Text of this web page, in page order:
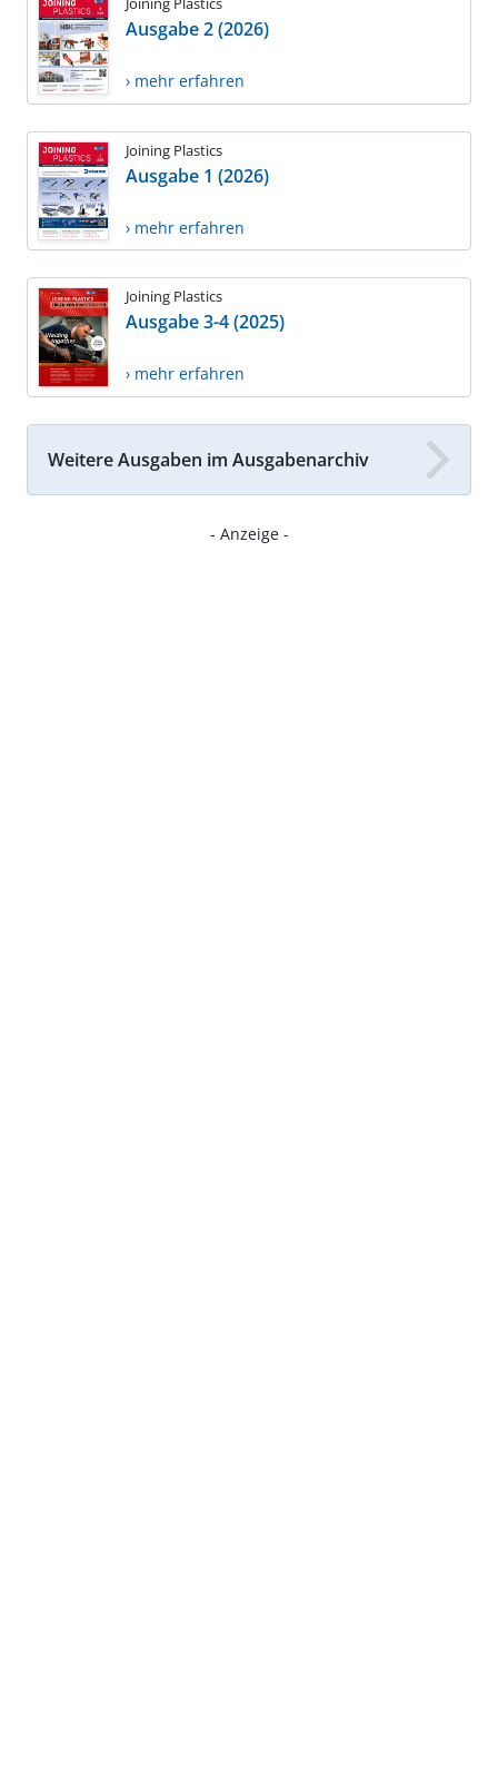
Ausgabe 2 (2026)
› mehr erfahren
Joining Plastics
Ausgabe 1 (2026)
› mehr erfahren
Joining Plastics
Ausgabe 3-4 (2025)
› mehr erfahren
Weitere Ausgaben im Ausgabenarchiv
- Anzeige -